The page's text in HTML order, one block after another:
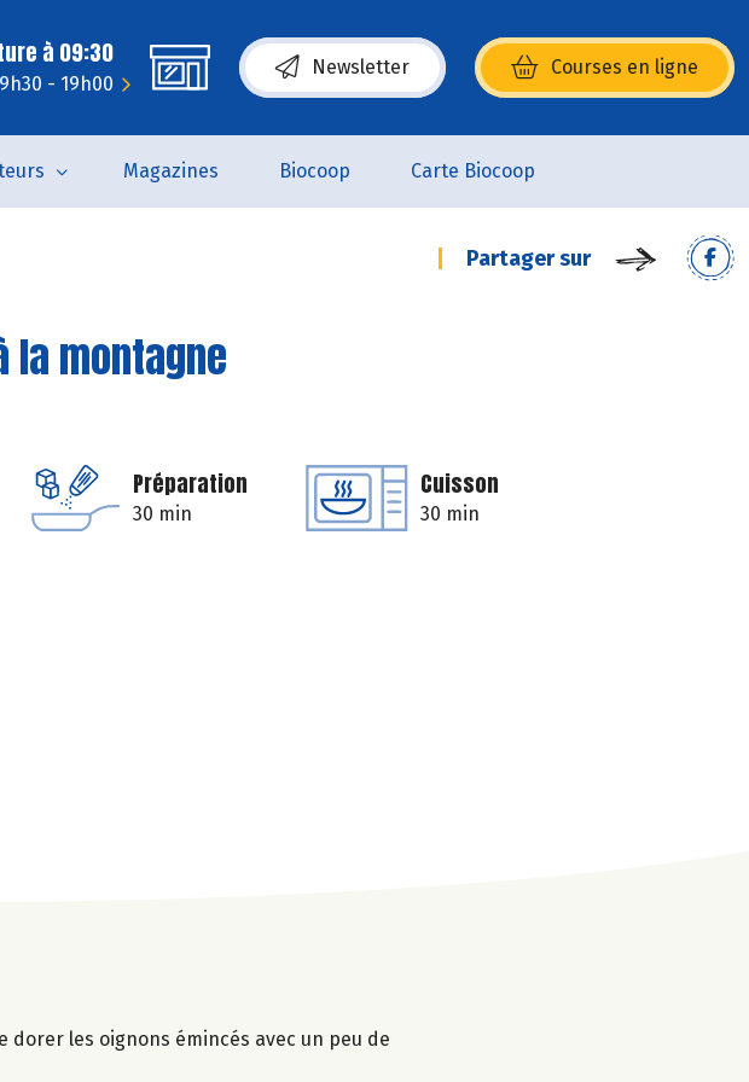
à 09:30
- 19h00
Newsletter Courses en ligne
(s’ouvre dans une nouvelle fenêtre)
Magazines Biocoop Carte Biocoop
Partager sur
la montagne
Préparation
30 min
Cuisson
30 min
dorer les oignons émincés avec un peu de